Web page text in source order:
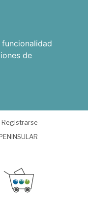
de
Registrarse